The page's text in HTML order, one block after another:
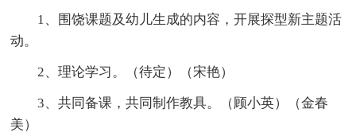
1、围饶课题及幼儿生成的内容，开展探型新主题活
动。
2、理论学习。（待定）（宋艳）
3、共同备课，共同制作教具。（顾小英）（金春
美）